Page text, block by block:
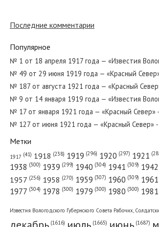
№ 109 от июня 1953
№ 153 от июля 1938
Последние комментарии
Популярное
№ 1 от 18 апреля 1917 года — «Известия
№ 49 от 29 июня 1919 года — «Красный
№ 187 от августа 1921 года — «Красный
№ 9 от 14 января 1919 года — «Известия
№ 17 от января 1921 года — «Красный Север»
№ 127 от июня 1921 года — «Красный Север»
Метки
1917 (41) 1918 (238) 1919 (296) 1920 (297) 1921
1938 (300) 1939 (299) 1940 (304) 1941 (309) 1942
1957 (256) 1958 (270) 1959 (307) 1960 (309) 1961
1977 (304) 1978 (300) 1979 (300) 1980 (300) 1981
Известия Вологодского Губернского Совета Рабочих,
(1616) (1665) (1687)